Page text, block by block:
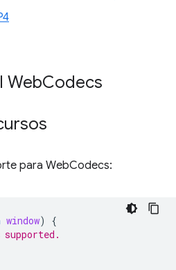
WebCodecs
para WebCodecs:
window)
{
supported.